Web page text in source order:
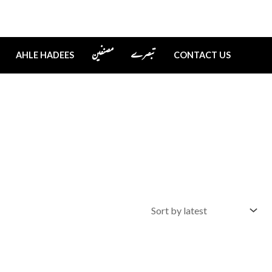
AHLE HADEES مصنفین تبصرے CONTACT US